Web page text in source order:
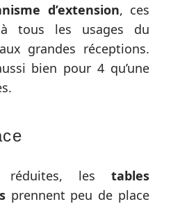
d’extension, ces
à tous les usages du
grandes réceptions.
bien pour 4 qu’une
réduites, les tables
prennent peu de place